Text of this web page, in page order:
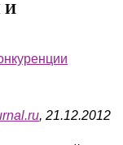
И
, 21.12.2012